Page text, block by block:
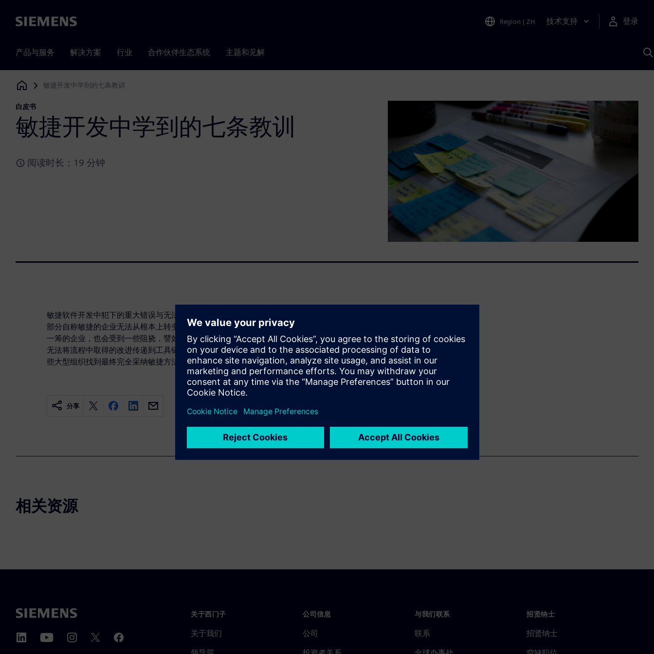
Siemens Region | ZH 技术支持 登录
产品与服务 解决方案 行业 合作伙伴生态系统 主题和见解
Siemens Digital Industries Software
敏捷开发中学到的七条教训
白皮书
敏捷开发中学到的七条教训
阅读时长：19 分钟
敏捷软件开发中犯下的重大错误与无法持续不断改进流程有关，其主要原因是大
部分自称敏捷的企业无法从根本上转变思维模式。即使那些在改进流程方面更胜
一筹的企业，也会受到一些阻挠，譬如当前所用工具的保守惯性、不愿意改变或
无法将流程中取得的改进传递到工具链中。通过引进“企业敏捷”，企业和其他一
些大型组织找到最终完全采纳敏捷方法的契机。
分享
相关资源
关于西门子
关于我们
公司信息
公司
与我们联系
联系
招贤纳士
招贤纳士